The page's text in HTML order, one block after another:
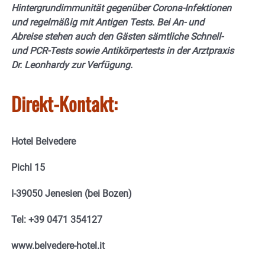
Hintergrundimmunität gegenüber Corona-Infektionen
und regelmäßig mit Antigen Tests. Bei An- und
Abreise stehen auch den Gästen sämtliche Schnell-
und PCR-Tests sowie Antikörpertests in der Arztpraxis
Dr. Leonhardy zur Verfügung.
Direkt-Kontakt:
Hotel Belvedere
Pichl 15
I-39050 Jenesien (bei Bozen)
Tel: +39 0471 354127
www.belvedere-hotel.it